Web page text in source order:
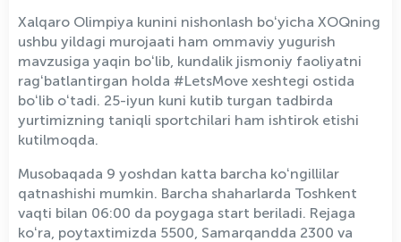
Xalqaro Olimpiya kunini nishonlash boʻyicha XOQning
ushbu yildagi murojaati ham ommaviy yugurish
mavzusiga yaqin boʻlib, kundalik jismoniy faoliyatni
ragʻbatlantirgan holda #LetsMove xeshtegi ostida
boʻlib oʻtadi. 25-iyun kuni kutib turgan tadbirda
yurtimizning taniqli sportchilari ham ishtirok etishi
kutilmoqda.
Musobaqada 9 yoshdan katta barcha koʻngillilar
qatnashishi mumkin. Barcha shaharlarda Toshkent
vaqti bilan 06:00 da poygaga start beriladi. Rejaga
koʻra, poytaxtimizda 5500, Samarqandda 2300 va